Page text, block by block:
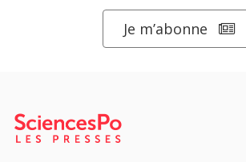
Je m’abonne